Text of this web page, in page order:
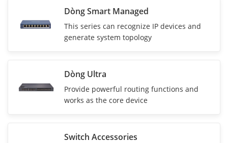
Dòng Smart Managed
This series can recognize IP devices and
generate system topology
Dòng Ultra
Provide powerful routing functions and
works as the core device
Switch Accessories